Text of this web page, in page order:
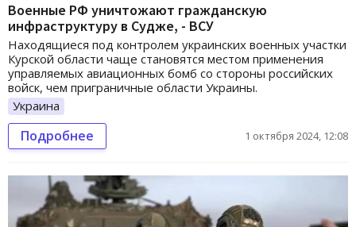
Военные РФ уничтожают гражданскую
инфраструктуру в Судже, - ВСУ
Находящиеся под контролем украинских военных участки
Курской области чаще становятся местом применения
управляемых авиационных бомб со стороны российских
войск, чем приграничные области Украины.
Украина
Подробнее 1 октября 2024, 12:08